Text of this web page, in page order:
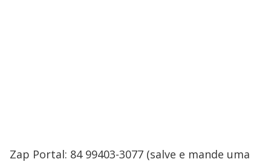
Zap Portal: 84 99403-3077 (salve e mande uma